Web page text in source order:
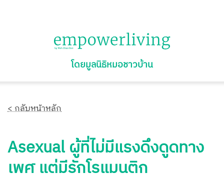
โดยมูลนิธิหมอชาวบ้าน
< กลับหน้าหลัก
Asexual ผู้ที่ไม่มีแรงดึงดูดทาง
เพศ แต่มีรักโรแมนติก